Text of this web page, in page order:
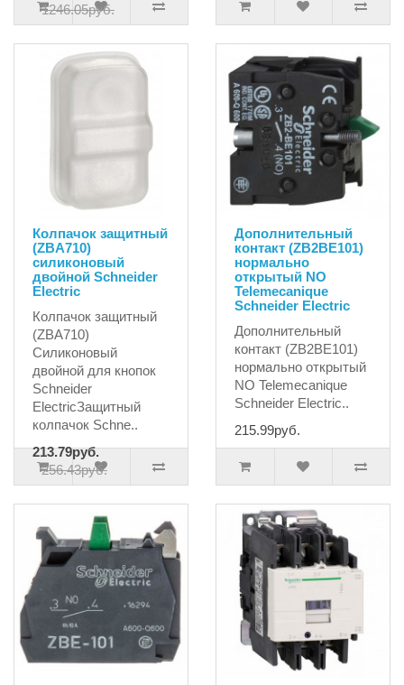
1246.05руб.
Колпачок защитный
(ZBA710)
силиконовый
двойной Schneider
Electric
Колпачок защитный
(ZBA710)
Силиконовый
двойной для кнопок
Schneider
ElectricЗащитный
колпачок Schne..
213.79руб.
256.43руб.
Дополнительный
контакт (ZB2BE101)
нормально
открытый NO
Telemecanique
Schneider Electric
Дополнительный
контакт (ZB2BE101)
нормально открытый
NO Telemecanique
Schneider Electric..
215.99руб.